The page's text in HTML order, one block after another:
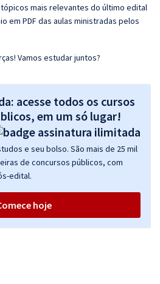
mais relevantes do último edital
em PDF das aulas ministradas pelos
Vamos estudar juntos?
acesse todos os cursos
em um só lugar!
e seu bolso. São mais de 25 mil
de concursos públicos, com
edital.
hoje